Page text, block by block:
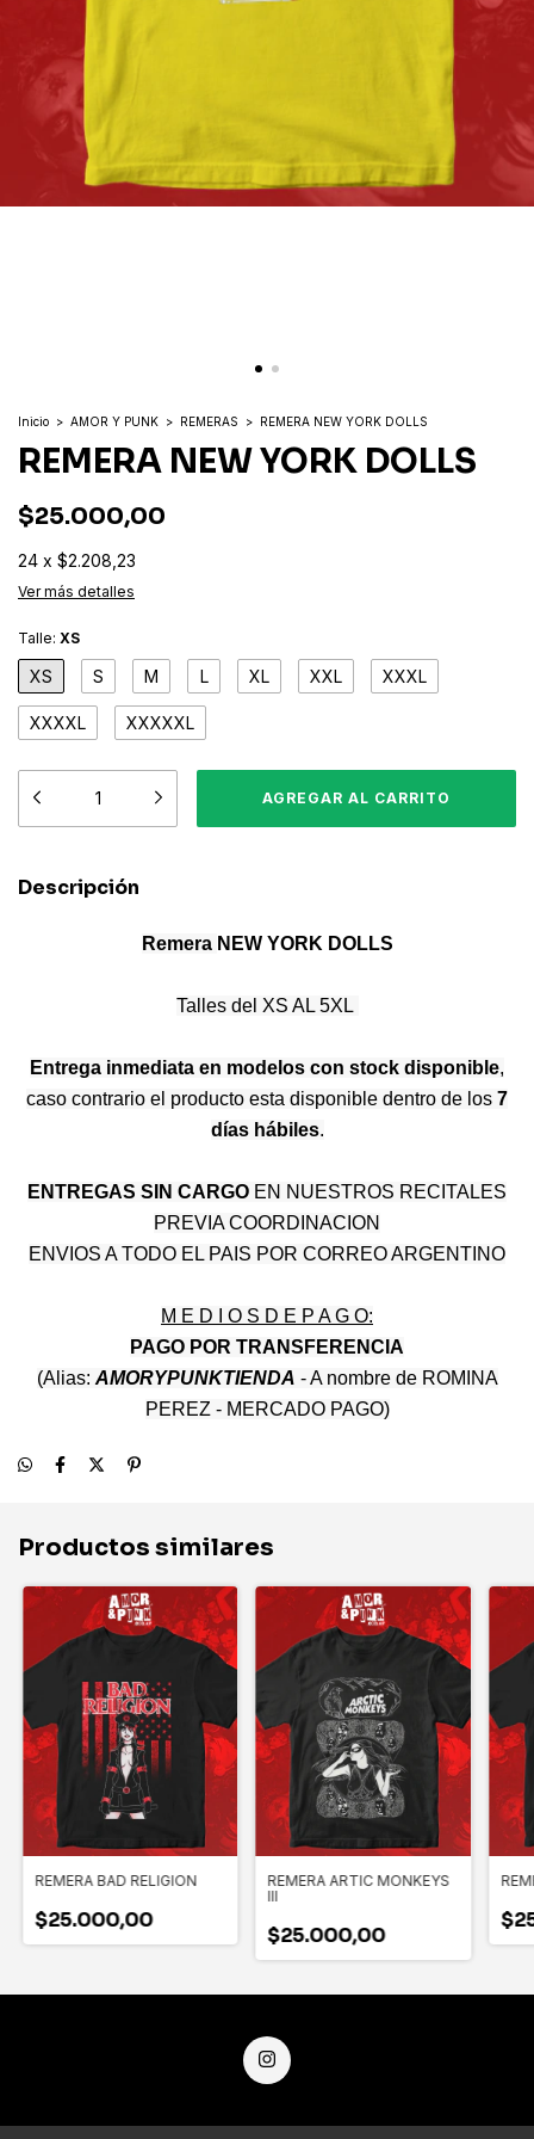
Inicio > AMOR Y PUNK > REMERAS > REMERA NEW YORK DOLLS
REMERA NEW YORK DOLLS
$25.000,00
24 x $2.208,23
Ver más detalles
Talle: XS
XS S M L XL XXL XXXL
XXXXL XXXXXL
Descripción
Remera NEW YORK DOLLS
Talles del XS AL 5XL
Entrega inmediata en modelos con stock disponible,
caso contrario el producto esta disponible dentro de los 7
días hábiles.
ENTREGAS SIN CARGO EN NUESTROS RECITALES
PREVIA COORDINACION
ENVIOS A TODO EL PAIS POR CORREO ARGENTINO
M E D I O S D E P A G O:
PAGO POR TRANSFERENCIA
(Alias: AMORYPUNKTIENDA - A nombre de ROMINA
PEREZ - MERCADO PAGO)
Productos similares
REMERA BAD RELIGION
$25.000,00
REMERA ARTIC MONKEYS
III
$25.000,00